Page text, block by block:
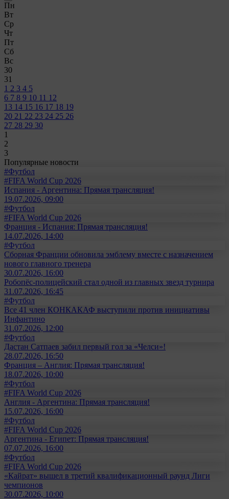
Пн
Вт
Ср
Чт
Пт
Сб
Вс
30
31
1 2 3 4 5
6 7 8 9 10 11 12
13 14 15 16 17 18 19
20 21 22 23 24 25 26
27 28 29 30
1
2
3
Популярные новости
#Футбол
#FIFA World Cup 2026
Испания - Аргентина: Прямая трансляция!
19.07.2026, 09:00
#Футбол
#FIFA World Cup 2026
Франция - Испания: Прямая трансляция!
14.07.2026, 14:00
#Футбол
Сборная Франции обновила эмблему вместе с назначением
нового главного тренера
30.07.2026, 16:00
Робопёс-полицейский стал одной из главных звезд турнира
31.07.2026, 16:45
#Футбол
Все 41 член КОНКАКАФ выступили против инициативы
Инфантино
31.07.2026, 12:00
#Футбол
Дастан Сатпаев забил первый гол за «Челси»!
28.07.2026, 16:50
Франция – Англия: Прямая трансляция!
18.07.2026, 10:00
#Футбол
#FIFA World Cup 2026
Англия - Аргентина: Прямая трансляция!
15.07.2026, 16:00
#Футбол
#FIFA World Cup 2026
Аргентина - Египет: Прямая трансляция!
07.07.2026, 16:00
#Футбол
#FIFA World Cup 2026
«Кайрат» вышел в третий квалификационный раунд Лиги
чемпионов
30.07.2026, 10:00